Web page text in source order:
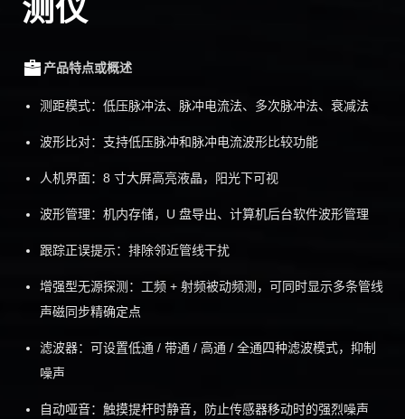
测仪
产品特点或概述
测距模式：低压脉冲法、脉冲电流法、多次脉冲法、衰减法
波形比对：支持低压脉冲和脉冲电流波形比较功能
人机界面：8 寸大屏高亮液晶，阳光下可视
波形管理：机内存储，U 盘导出、计算机后台软件波形管理
跟踪正误提示：排除邻近管线干扰
增强型无源探测：工频 + 射频被动频测，可同时显示多条管线
声磁同步精确定点
滤波器：可设置低通 / 带通 / 高通 / 全通四种滤波模式，抑制
噪声
自动哑音：触摸提杆时静音，防止传感器移动时的强烈噪声